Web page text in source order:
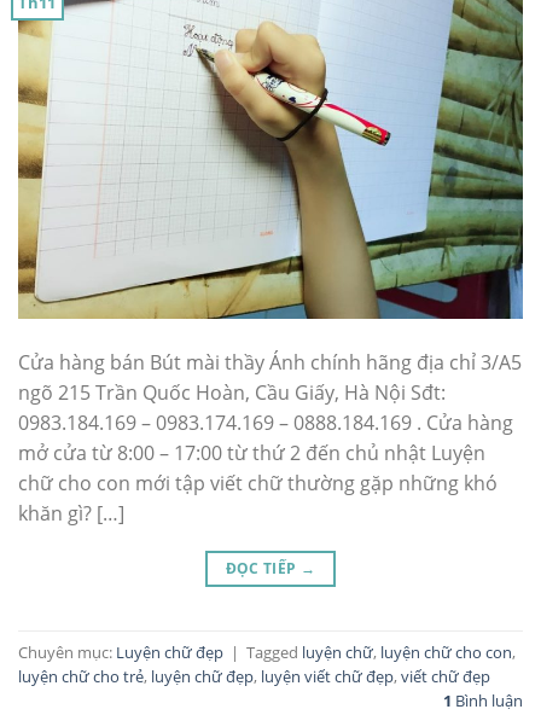
Cửa hàng bán Bút mài thầy Ánh chính hãng địa chỉ 3/A5
ngõ 215 Trần Quốc Hoàn, Cầu Giấy, Hà Nội Sđt:
0983.184.169 – 0983.174.169 – 0888.184.169 . Cửa hàng
mở cửa từ 8:00 – 17:00 từ thứ 2 đến chủ nhật Luyện
chữ cho con mới tập viết chữ thường gặp những khó
khăn gì? […]
ĐỌC TIẾP →
Chuyên mục: Luyện chữ đẹp | Tagged luyện chữ, luyện chữ cho con,
luyện chữ cho trẻ, luyện chữ đẹp, luyện viết chữ đẹp,viết chữ đẹp
1 Bình luận